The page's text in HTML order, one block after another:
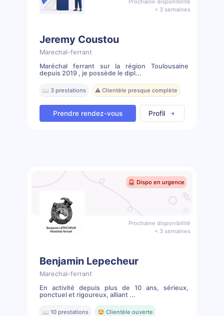
< 3 semaines
Jeremy Coustou
Marechal-ferrant
Maréchal ferrant sur la région Toulousaine
depuis 2019 , je possède le dipl...
📖 3 prestations ⚠️ Clientèle presque complète
Prendre rendez-vous Profil
🚨 Dispo en urgence
Prochaine disponibilité
< 3 semaines
Benjamin Lepecheur
Marechal-ferrant
En activité depuis plus de 10 ans, sérieux,
ponctuel et rigoureux, alliant ...
📖 10 prestations 🤩 Clientèle ouverte